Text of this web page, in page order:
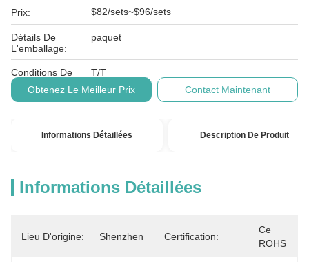
Prix: $82/sets~$96/sets
Détails De
L'emballage:
paquet
Conditions De
Paiement:
T/T
Obtenez Le Meilleur Prix
Contact Maintenant
Informations Détaillées Description De Produit
Informations Détaillées
Lieu D'origine: Shenzhen Certification:
Ce
ROHS